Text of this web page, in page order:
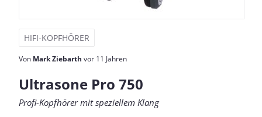
HIFI-KOPFHÖRER
Von Mark Ziebarth vor 11 Jahren
Ultrasone Pro 750
Profi-Kopfhörer mit speziellem Klang